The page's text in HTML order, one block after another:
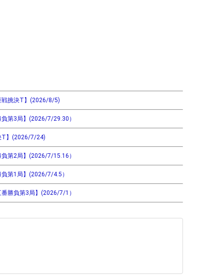
戦挑決T】(2026/8/5)
第3局】(2026/7/29.30）
T】(2026/7/24)
第2局】(2026/7/15.16）
第1局】(2026/7/4.5）
勝負第3局】(2026/7/1）